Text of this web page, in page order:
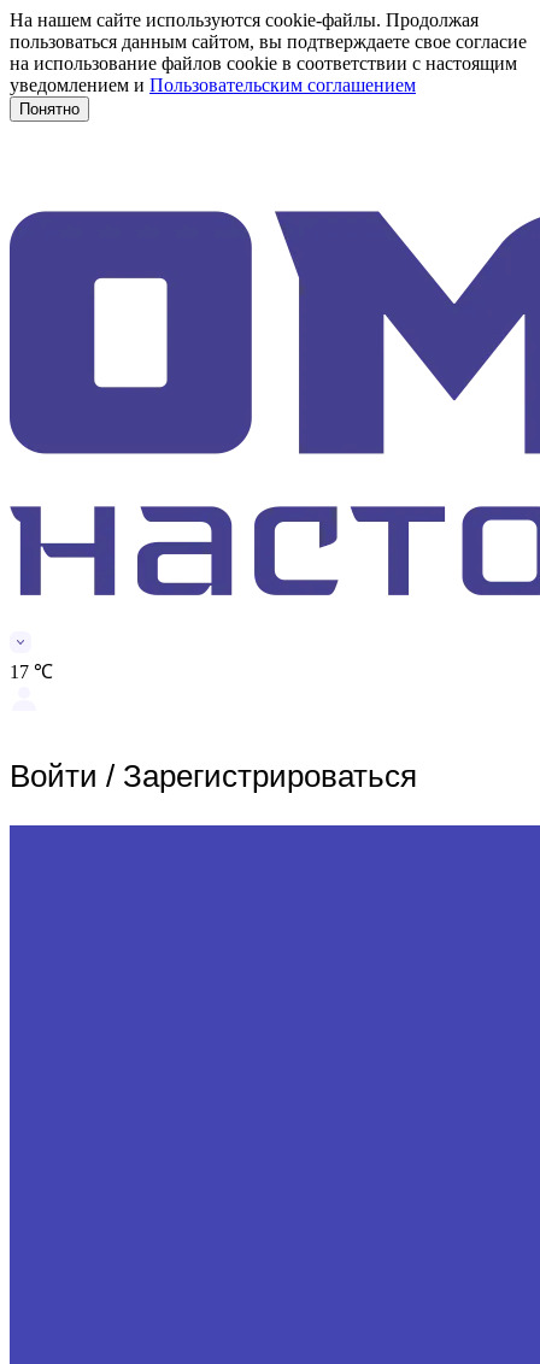
На нашем сайте используются cookie-файлы. Продолжая
пользоваться данным сайтом, вы подтверждаете свое согласие
на использование файлов cookie в соответствии с настоящим
уведомлением и Пользовательским соглашением
Понятно
17 ℃
Войти / Зарегистрироваться